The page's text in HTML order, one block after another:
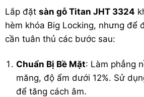
Lắp đặt sàn gỗ Titan JHT 3324
hèm khóa Big Locking, nhưng để
cần tuân thủ các bước sau:
Chuẩn Bị Bề Mặt: Làm phẳng
măng, độ ẩm dưới 12%. Sử
để tăng cách âm.